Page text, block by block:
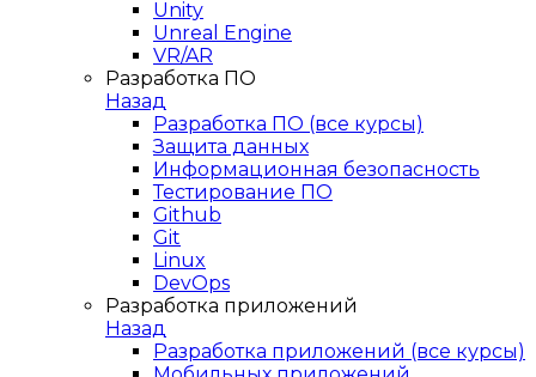
Unity
Unreal Engine
VR/AR
Разработка ПО
Назад
Разработка ПО (все курсы)
Защита данных
Информационная безопасность
Тестирование ПО
Github
Git
Linux
DevOps
Разработка приложений
Назад
Разработка приложений (все курсы)